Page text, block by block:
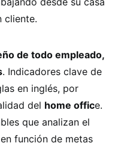
cliente.
de todo empleado,
. Indicadores clave de
en inglés, por
del home office.
que analizan el
función de metas